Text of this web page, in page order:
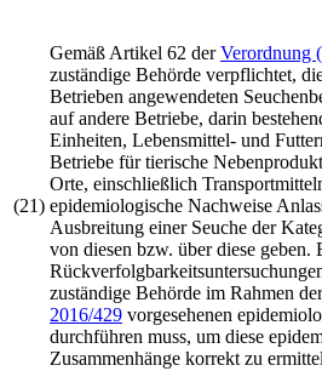
(21)
Gemäß Artikel 62 derVerordnung
zuständige Behörde verpflichtet,
Betrieben angewendeten
auf andere Betriebe, darin
Einheiten, Lebensmittel- und
Betriebe für tierische
Orte, einschließlich
epidemiologische Nachweise
Ausbreitung einer Seuche der
von diesen bzw. über diese geben.
zuständige Behörde im Rahmen
2016/429 vorgesehenen
durchführen muss, um diese
Zusammenhänge korrekt zu